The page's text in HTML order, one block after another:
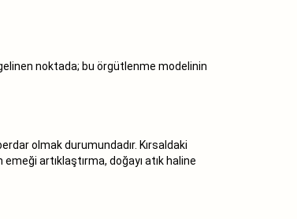
noktada; bu örgütlenme modelinin
olmak durumundadır. Kırsaldaki
artıklaştırma, doğayı atık haline